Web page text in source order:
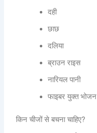
दही
छाछ
दलिया
ब्राउन राइस
नारियल पानी
फाइबर युक्त भोजन
किन चीजों से बचना चाहिए?